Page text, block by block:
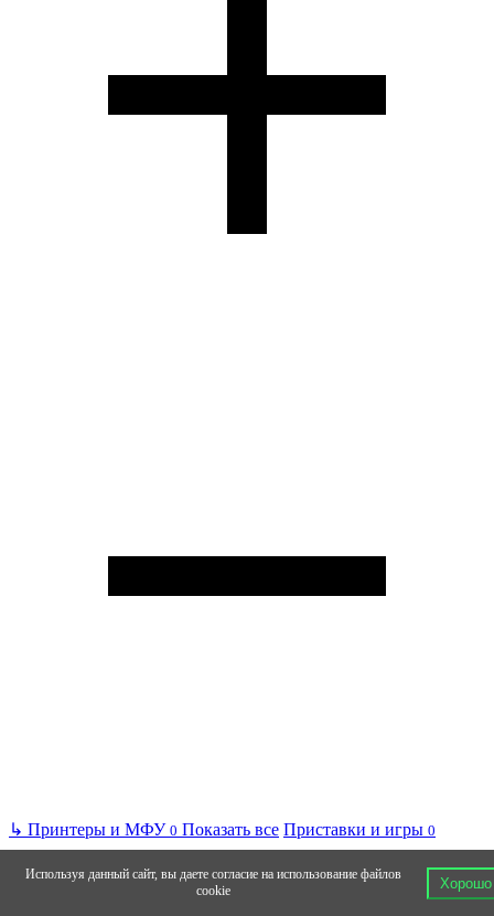
↳ Принтеры и МФУ 0 Показать все Приставки и игры 0
Используя данный сайт, вы даете согласие на использование файлов
cookie
Хорошо